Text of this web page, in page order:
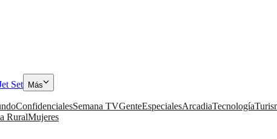
Set Más
ConfidencialesSemana TVGenteEspecialesArcadiaTecnología
RuralMujeres